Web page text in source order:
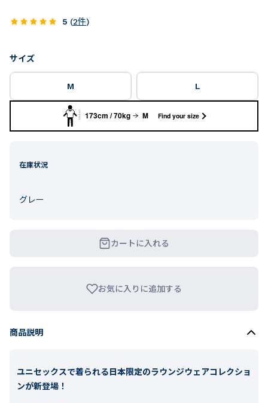
5 (2件)
サイズ
M L
173cm / 70kg M Find your size
在庫状況
グレー
カートに入れる
お気に入りに追加する
商品説明
ユニセックスで着られる日本限定のラウンジウェアコレクショ
ンが新登場！